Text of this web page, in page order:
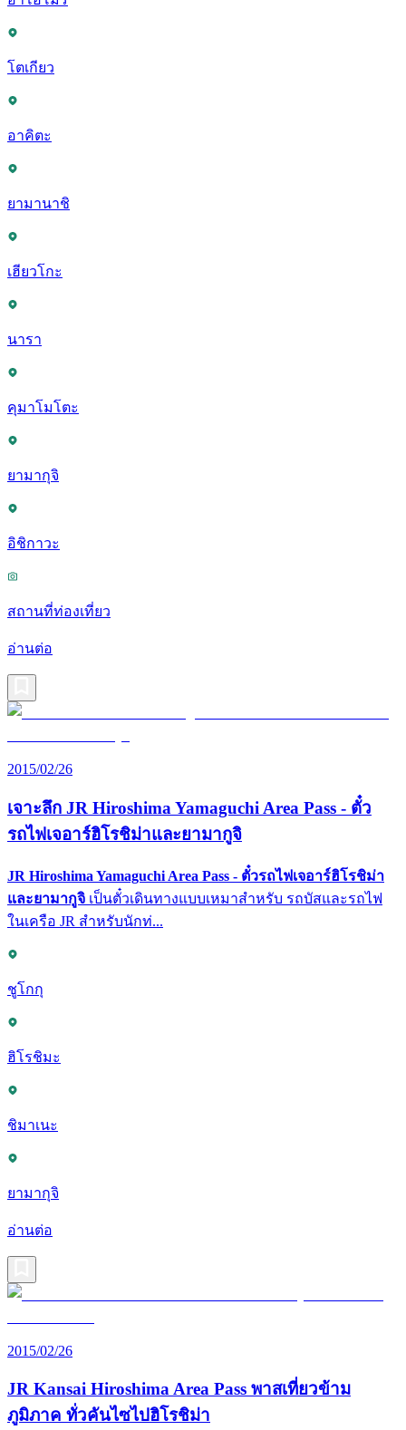
โตเกียว
อาคิตะ
ยามานาชิ
เฮียวโกะ
นารา
คุมาโมโตะ
ยามากุจิ
อิชิกาวะ
สถานที่ท่องเที่ยว
อ่านต่อ
2015/02/26
เจาะลึก JR Hiroshima Yamaguchi Area Pass - ตั๋ว
รถไฟเจอาร์ฮิโรชิม่าและยามากูจิ
JR Hiroshima Yamaguchi Area Pass - ตั๋วรถไฟเจอาร์ฮิโรชิม่า
และยามากูจิ เป็นตั๋วเดินทางแบบเหมาสำหรับ รถบัสและรถไฟ
ในเครือ JR สำหรับนักท่...
ชูโกกุ
ฮิโรชิมะ
ชิมาเนะ
ยามากุจิ
อ่านต่อ
2015/02/26
JR Kansai Hiroshima Area Pass พาสเที่ยวข้าม
ภูมิภาค ทั่วคันไซไปฮิโรชิม่า